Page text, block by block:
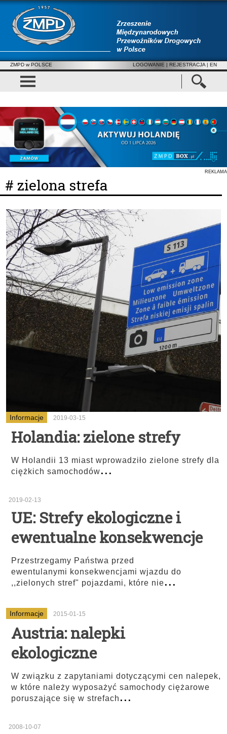
ZMPD w POLSCE LOGOWANIE | REJESTRACJA | EN
REKLAMA
# zielona strefa
Informacje 2019-03-15
Holandia: zielone strefy
W Holandii 13 miast wprowadziło zielone strefy dla
ciężkich samochodów...
2019-02-13
UE: Strefy ekologiczne i
ewentualne konsekwencje
Przestrzegamy Państwa przed
ewentulanymi konsekwencjami wjazdu do
,,zielonych stref" pojazdami, które nie...
Informacje 2015-01-15
Austria: nalepki
ekologiczne
W związku z zapytaniami dotyczącymi cen nalepek,
w które należy wyposażyć samochody ciężarowe
poruszające się w strefach...
2008-10-07